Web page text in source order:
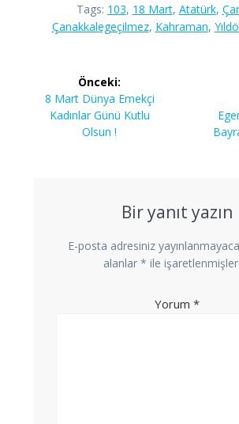
Tags: 103, 18 Mart, Atatürk,
Çanakkalegeçilmez, Kahraman,
gezinmesi
Önceki:
Önceki
yazı:
8 Mart Dünya Emekçi
Kadınlar Günü Kutlu
Olsun !
Bir yanıt yazın
E-posta adresiniz
alanlar * ile
Yorum *